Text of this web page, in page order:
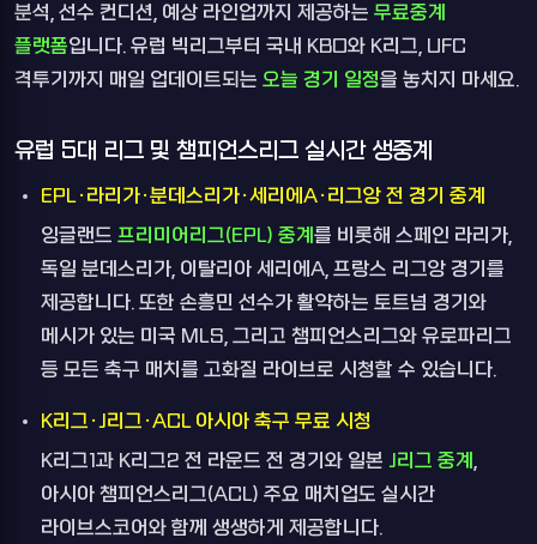
분석, 선수 컨디션, 예상 라인업까지 제공하는 무료중계
플랫폼입니다. 유럽 빅리그부터 국내 KBO와 K리그, UFC
격투기까지 매일 업데이트되는 오늘 경기 일정을 놓치지 마세요.
유럽 5대 리그 및 챔피언스리그 실시간 생중계
EPL·라리가·분데스리가·세리에A·리그앙 전 경기 중계
잉글랜드 프리미어리그(EPL) 중계 를 비롯해 스페인 라리가,
독일 분데스리가, 이탈리아 세리에A, 프랑스 리그앙 경기를
제공합니다. 또한 손흥민 선수가 활약하는 토트넘 경기와
메시가 있는 미국 MLS, 그리고 챔피언스리그와 유로파리그
등 모든 축구 매치를 고화질 라이브로 시청할 수 있습니다.
K리그·J리그·ACL 아시아 축구 무료 시청
K리그1과 K리그2 전 라운드 전 경기와 일본 J리그 중계 ,
아시아 챔피언스리그(ACL) 주요 매치업도 실시간
라이브스코어와 함께 생생하게 제공합니다.